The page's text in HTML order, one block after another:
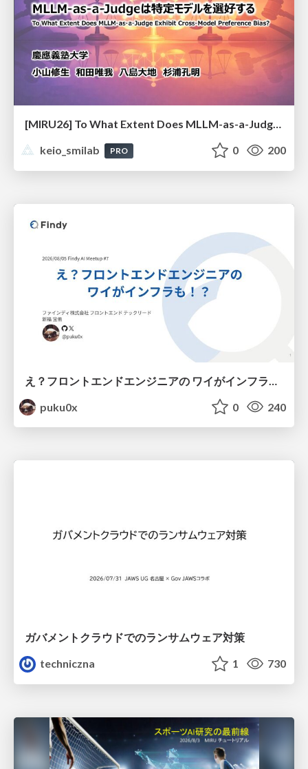
[MIRU26] To What Extent Does MLLM-as-a-Judge Exhibit Cross-Model Preference Bias?
keio_smilab
PRO 0 200
puku0x
0 240
ガバメントクラウドでのランサムウェア対策
techniczna
1 730